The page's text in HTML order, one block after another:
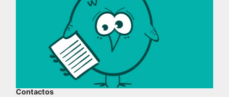
Contactos